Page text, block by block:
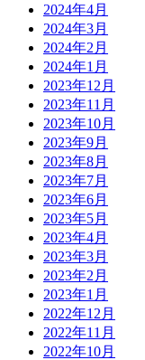
2024年4月
2024年3月
2024年2月
2024年1月
2023年12月
2023年11月
2023年10月
2023年9月
2023年8月
2023年7月
2023年6月
2023年5月
2023年4月
2023年3月
2023年2月
2023年1月
2022年12月
2022年11月
2022年10月